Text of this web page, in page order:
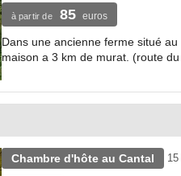
à partir de 85 euros
Dans une ancienne ferme situé
maison a 3 km de murat. (route
Chambre d'hôte au Cantal